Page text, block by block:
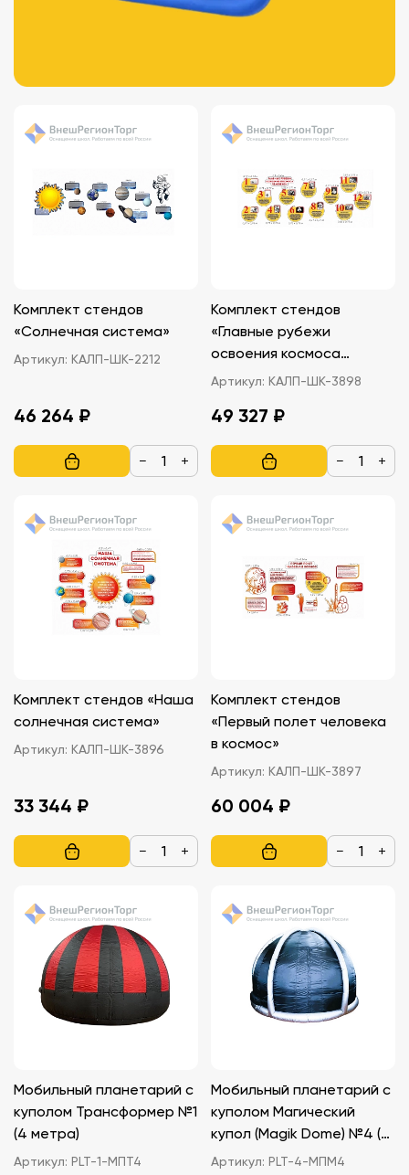
Комплект стендов
«Солнечная система»
Артикул: КАЛП-ШК-2212
46 264 ₽
− +
Комплект стендов
«Главные рубежи
освоения космоса
человеком»
Артикул: КАЛП-ШК-3898
49 327 ₽
− +
Комплект стендов «Наша
солнечная система»
Артикул: КАЛП-ШК-3896
33 344 ₽
− +
Комплект стендов
«Первый полет человека
в космос»
Артикул: КАЛП-ШК-3897
60 004 ₽
− +
Мобильный планетарий с
куполом Трансформер №1
(4 метра)
Артикул: PLT-1-МПТ4
Мобильный планетарий с
куполом Магический
купол (Magik Dome) №4 (4
метра)
Артикул: PLT-4-МПМ4